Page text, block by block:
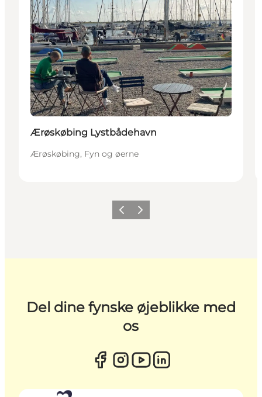
Ærøskøbing Lystbådehavn
Ærøskøbing, Fyn og øerne
ForrigeNæste
Del dine fynske øjeblikke med
os